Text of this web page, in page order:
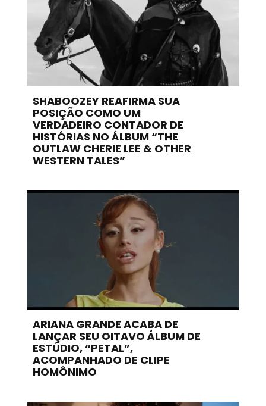
SHABOOZEY REAFIRMA SUA
POSIÇÃO COMO UM
VERDADEIRO CONTADOR DE
HISTÓRIAS NO ÁLBUM “THE
OUTLAW CHERIE LEE & OTHER
WESTERN TALES”
ARIANA GRANDE ACABA DE
LANÇAR SEU OITAVO ÁLBUM DE
ESTÚDIO, “PETAL”,
ACOMPANHADO DE CLIPE
HOMÔNIMO